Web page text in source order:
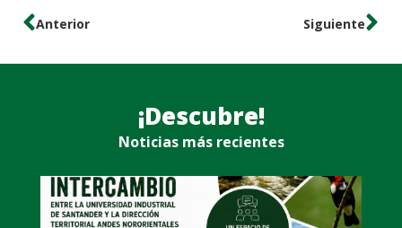
Anterior Siguiente
¡Descubre!
Noticias más recientes